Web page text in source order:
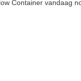
Container vandaag